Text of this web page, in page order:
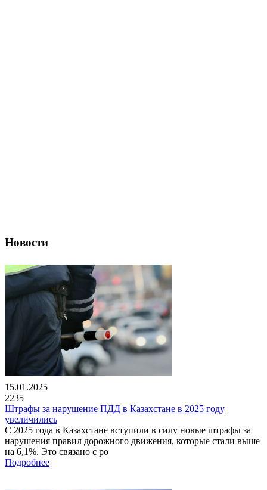
Новости
15.01.2025
2235
Штрафы за нарушение ПДД в Казахстане в 2025 году
увеличились
С 2025 года в Казахстане вступили в силу новые штрафы за
нарушения правил дорожного движения, которые стали выше
на 6,1%. Это связано с ро
Подробнее